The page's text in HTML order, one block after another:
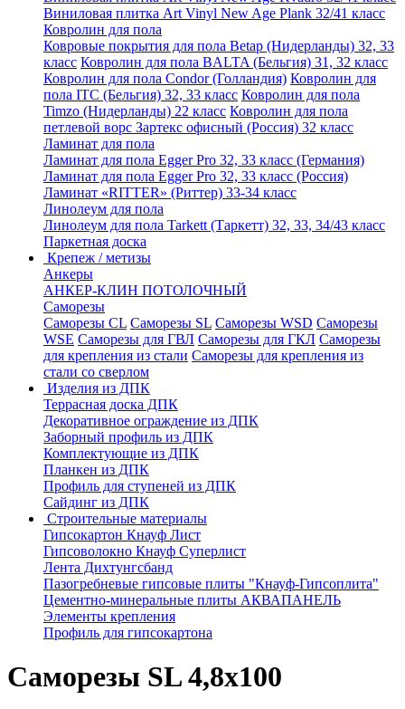
Виниловая плитка Art Vinyl New Age Plank 32/41 класс
Ковролин для пола
Ковровые покрытия для пола Betap (Нидерланды) 32, 33
класс Ковролин для пола BALTA (Бельгия) 31, 32 класс
Ковролин для пола Condor (Голландия) Ковролин для
пола ITC (Бельгия) 32, 33 класс Ковролин для пола
Timzo (Нидерланды) 22 класс Ковролин для пола
петлевой ворс Зартекс офисный (Россия) 32 класс
Ламинат для пола
Ламинат для пола Egger Pro 32, 33 класс (Германия)
Ламинат для пола Egger Pro 32, 33 класс (Россия)
Ламинат «RITTER» (Риттер) 33-34 класс
Линолеум для пола
Линолеум для пола Tarkett (Таркетт) 32, 33, 34/43 класс
Паркетная доска
Крепеж / метизы
Анкеры
АНКЕР-КЛИН ПОТОЛОЧНЫЙ
Саморезы
Саморезы CL Саморезы SL Саморезы WSD Саморезы
WSE Саморезы для ГВЛ Саморезы для ГКЛ Саморезы
для крепления из стали Саморезы для крепления из
стали со сверлом
Изделия из ДПК
Террасная доска ДПК
Декоративное ограждение из ДПК
Заборный профиль из ДПК
Комплектующие из ДПК
Планкен из ДПК
Профиль для ступеней из ДПК
Сайдинг из ДПК
Строительные материалы
Гипсокартон Кнауф Лист
Гипсоволокно Кнауф Суперлист
Лента Дихтунгсбанд
Пазогребневые гипсовые плиты "Кнауф-Гипсоплита"
Цементно-минеральные плиты АКВАПАНЕЛЬ
Элементы крепления
Профиль для гипсокартона
Саморезы SL 4,8х100